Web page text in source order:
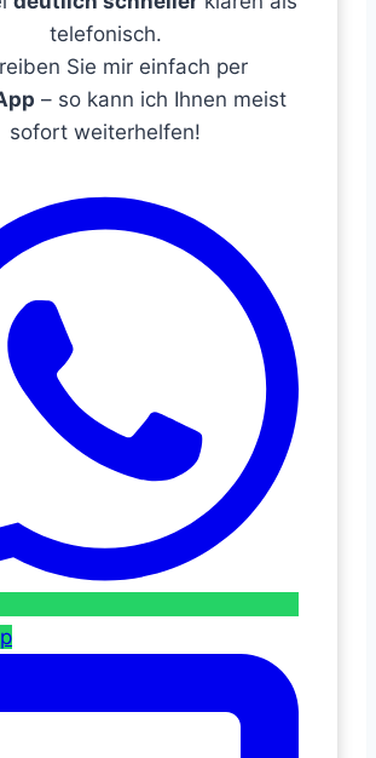
telefonisch.
Sie mir einfach per
– so kann ich Ihnen meist
sofort weiterhelfen!